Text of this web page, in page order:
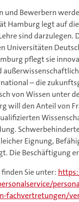
und Bewerbern
Hamburg legt auf
sind
Universitäten
pflegt sie
– die
von Wissen unter
will den Anteil von
Eignung,
Die Beschäftigung
Sie unter:
fachvertretungen/